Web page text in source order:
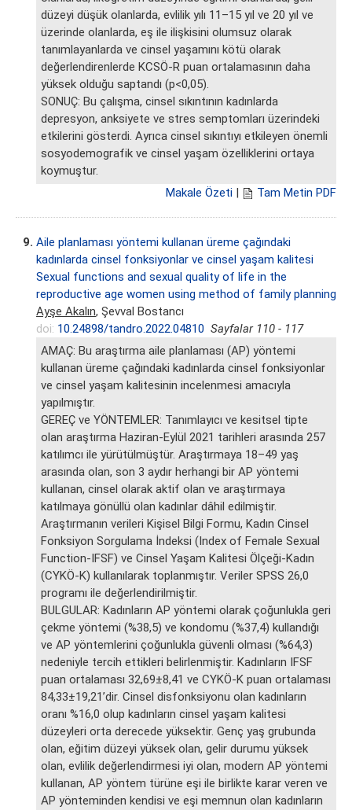
düzeyi düşük olanlarda, evlilik yılı 11–15 yıl ve 20 yıl ve
üzerinde olanlarda, eş ile ilişkisini olumsuz olarak
tanımlayanlarda ve cinsel yaşamını kötü olarak
değerlendirenlerde KCSÖ-R puan ortalamasının daha
yüksek olduğu saptandı (p<0,05).
SONUÇ: Bu çalışma, cinsel sıkıntının kadınlarda
depresyon, anksiyete ve stres semptomları üzerindeki
etkilerini gösterdi. Ayrıca cinsel sıkıntıyı etkileyen önemli
sosyodemografik ve cinsel yaşam özelliklerini ortaya
koymuştur.
Makale Özeti | Tam Metin PDF
9. Aile planlaması yöntemi kullanan üreme çağındaki
kadınlarda cinsel fonksiyonlar ve cinsel yaşam kalitesi
Sexual functions and sexual quality of life in the
reproductive age women using method of family planning
Ayşe Akalın, Şevval Bostancı
doi: 10.24898/tandro.2022.04810 Sayfalar 110 - 117
AMAÇ: Bu araştırma aile planlaması (AP) yöntemi
kullanan üreme çağındaki kadınlarda cinsel fonksiyonlar
ve cinsel yaşam kalitesinin incelenmesi amacıyla
yapılmıştır.
GEREÇ ve YÖNTEMLER: Tanımlayıcı ve kesitsel tipte
olan araştırma Haziran-Eylül 2021 tarihleri arasında 257
katılımcı ile yürütülmüştür. Araştırmaya 18–49 yaş
arasında olan, son 3 aydır herhangi bir AP yöntemi
kullanan, cinsel olarak aktif olan ve araştırmaya
katılmaya gönüllü olan kadınlar dâhil edilmiştir.
Araştırmanın verileri Kişisel Bilgi Formu, Kadın Cinsel
Fonksiyon Sorgulama İndeksi (Index of Female Sexual
Function-IFSF) ve Cinsel Yaşam Kalitesi Ölçeği-Kadın
(CYKÖ-K) kullanılarak toplanmıştır. Veriler SPSS 26,0
programı ile değerlendirilmiştir.
BULGULAR: Kadınların AP yöntemi olarak çoğunlukla geri
çekme yöntemi (%38,5) ve kondomu (%37,4) kullandığı
ve AP yöntemlerini çoğunlukla güvenli olması (%64,3)
nedeniyle tercih ettikleri belirlenmiştir. Kadınların IFSF
puan ortalaması 32,69±8,41 ve CYKÖ-K puan ortalaması
84,33±19,21’dir. Cinsel disfonksiyonu olan kadınların
oranı %16,0 olup kadınların cinsel yaşam kalitesi
düzeyleri orta derecede yüksektir. Genç yaş grubunda
olan, eğitim düzeyi yüksek olan, gelir durumu yüksek
olan, evlilik değerlendirmesi iyi olan, modern AP yöntemi
kullanan, AP yöntem türüne eşi ile birlikte karar veren ve
AP yönteminden kendisi ve eşi memnun olan kadınların